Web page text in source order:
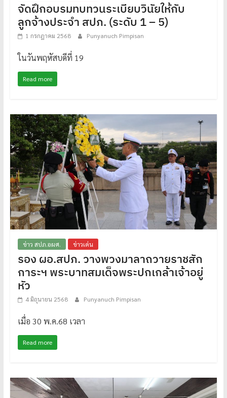
จัดฝึกอบรมทบทวนระเบียบวินัยให้กับ
ลูกจ้างประจำ สปภ. (ระดับ 1 – 5)
1 กรกฎาคม 2568 Punyanuch Pimpisan
ในวันพฤหัสบดีที่ 19
Read more
ข่าว สปภ.อผศ. ข่าวเด่น
รอง ผอ.สปภ. วางพวงมาลาถวายราชสัก
การะฯ พระบาทสมเด็จพระปกเกล้าเจ้าอยู่
หัว
4 มิถุนายน 2568 Punyanuch Pimpisan
เมื่อ 30 พ.ค.68 เวลา
Read more